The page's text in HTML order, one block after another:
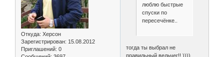
Откуда: Херсон
Зарегистрирован: 15.08.2012
Приглашений: 0
люблю быстрые
спуски по
пересечёнке..
тогда ты выбрал не
правильный вельчег!! ))))